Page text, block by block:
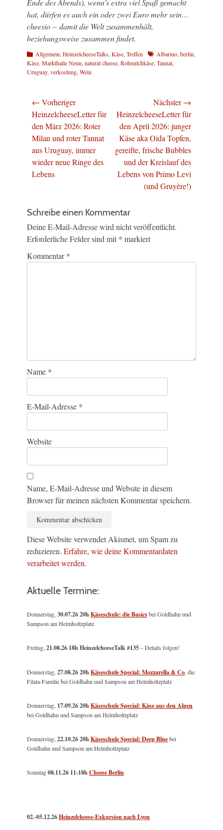
hat, dürfen es auch ein oder zwei Euro mehr sein…
cheesio – damit die Welt zusammenhält,
beziehungsweise zusammen findet.
Kategorien
Allgemein HeinzelcheeseTalks Käse Treffen Schlagworte
Albarino berlin
Käse Markthalle Neun natural cheese Rohmilchkäse Tannat
Uruguay, verkostung Wein
Beitragsnavigation
← Vorheriger
Vorheriger
Beitrag:
HeinzelcheeseLetter für
den März 2026: Roter
Milan und roter Tannat
aus Uruguay, immer
wieder neue Ringe des
Lebens
Nächster →
Nächster
Beitrag:
HeinzelcheeseLetter für
den April 2026: junger
Käse aka Oida Topfen,
gereifte, frische Bubbles
und der Kreislauf des
Lebens von Primo Levi
(und Gruyère!)
Schreibe einen Kommentar
Deine E-Mail-Adresse wird nicht veröffentlicht.
Erforderliche Felder sind mit * markiert
Kommentar*
Name *
E-Mail-Adresse *
Website
Name, E-Mail-Adresse und Website in diesem
Browser für meinen nächsten Kommentar speichern.
Diese Website verwendet Akismet, um Spam zu
reduzieren. Erfahre, wie deine Kommentardaten
verarbeitet werden.
Aktuelle Termine:
Donnerstag, 30.07.26 20hKäseschule: die Basicsbei Goldhahn und
Sampson am Helmholtzplatz
Freitag, 21.08.26 18h HeinzelcheeseTalk #135– Details folgen!
Donnerstag, 27.08.26 20hKäseschule Special: Mozzarella & Co , die
Filata-Familie bei Goldhahn und Sampson am Helmholtzplatz
Donnerstag, 17.09.26 20hKäseschule Special: Käse aus den Alpen
bei Goldhahn und Sampson am Helmholtzplatz
Donnerstag, 22.10.26 20hKäseschule Special: Deep Bluebei
Goldhahn und Sampson am Helmholtzplatz
Sonntag08.11.26 11-18hCheese Berlin
02.-05.12.26Heinzelcheese-Exkursion nach Lyon